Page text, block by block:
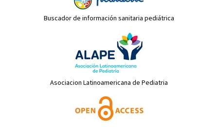
Buscador de información sanitaria pediátrica
Asociacion Latinoamericana de Pediatria